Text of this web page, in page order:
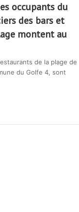
occupants du
des bars et
montent au
de la plage de
du Golfe 4, sont